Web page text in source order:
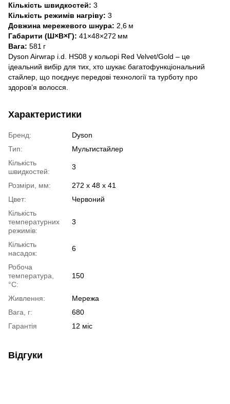
Кількість швидкостей: 3
Кількість режимів нагріву: 3
Довжина мережевого шнура: 2,6 м
Габарити (Ш×В×Г): 41×48×272 мм
Вага: 581 г
Dyson Airwrap i.d. HS08 у кольорі Red Velvet/Gold – це
ідеальний вибір для тих, хто шукає багатофункціональний
стайлер, що поєднує передові технології та турботу про
здоров’я волосся.
Характеристики
Бренд:
Dyson
Тип:
Мультистайлер
Кількість
швидкостей:
3
Розміри, мм:
272 х 48 х 41
Цвет:
Червоний
Кількість
температурних
режимів:
3
Кількість
насадок:
6
Робоча
температура,
°C:
150
Живлення:
Мережа
Вага, г:
680
Гарантія
12 міс
Відгуки